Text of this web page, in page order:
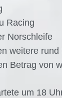
Racing
Norschleife
weitere
Betrag von
um 18